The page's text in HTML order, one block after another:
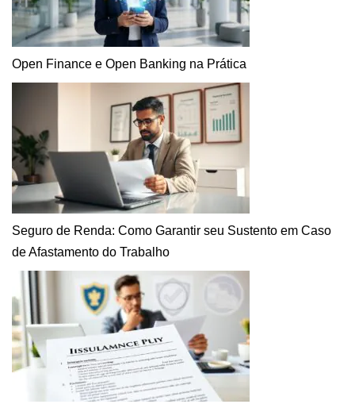
Open Finance e Open Banking na Prática
Seguro de Renda: Como Garantir seu Sustento em Caso
de Afastamento do Trabalho